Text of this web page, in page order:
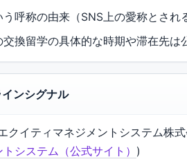
う呼称の由来（SNS上の愛称とされ
交換留学の具体的な時期や滞在先は
ンシグナル
クイティマネジメントシステム株
システム（公式サイト） )